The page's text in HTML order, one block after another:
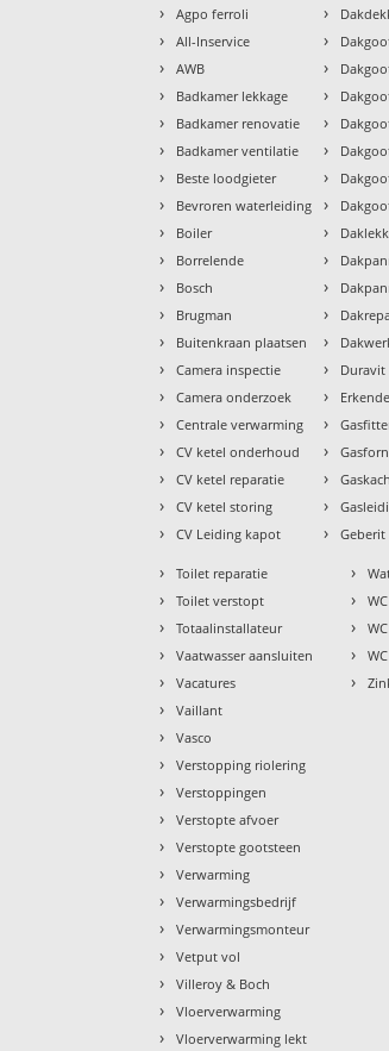
› Agpo ferroli
› All-Inservice
› AWB
› Badkamer lekkage
› Badkamer renovatie
› Badkamer ventilatie
› Beste loodgieter
› Bevroren waterleiding
› Boiler
› Borrelende
› Bosch
› Brugman
› Buitenkraan plaatsen
› Camera inspectie
› Camera onderzoek
› Centrale verwarming
› CV ketel onderhoud
› CV ketel reparatie
› CV ketel storing
› CV Leiding kapot
›
›
›
›
›
›
›
›
›
›
›
›
›
› Duravit
›
›
›
›
›
› Geberit
› Toilet reparatie
› Toilet verstopt
› Totaalinstallateur
› Vaatwasser aansluiten
› Vacatures
› Vaillant
› Vasco
› Verstopping riolering
› Verstoppingen
› Verstopte afvoer
› Verstopte gootsteen
› Verwarming
› Verwarmingsbedrijf
› Verwarmingsmonteur
› Vetput vol
› Villeroy & Boch
› Vloerverwarming
› Vloerverwarming lekt
›
›
›
›
›